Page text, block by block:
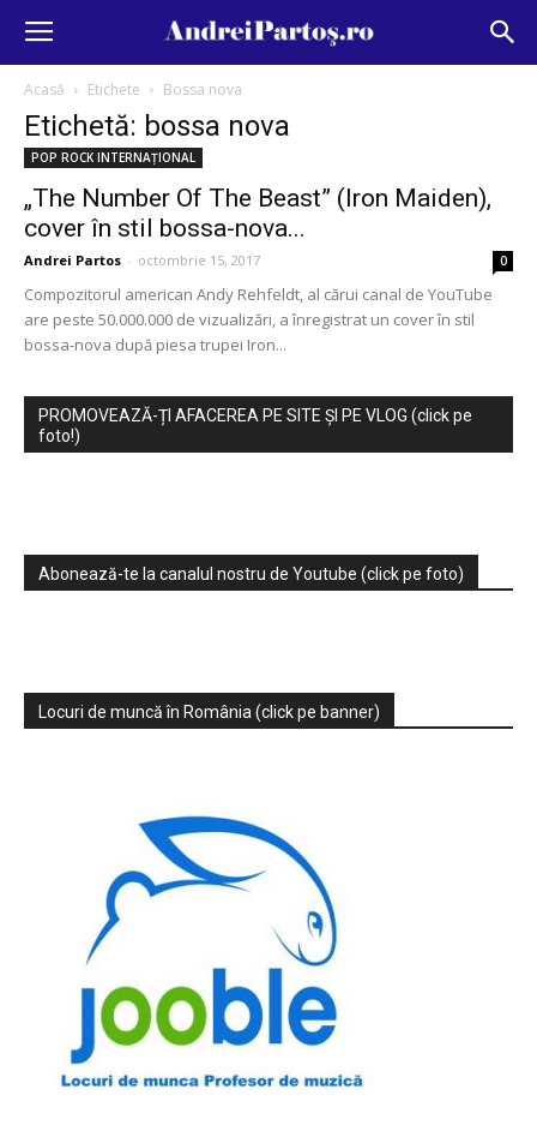
Acasă Etichete Bossa nova
Etichetă: bossa nova
POP ROCK INTERNAȚIONAL
„The Number Of The Beast” (Iron Maiden),
cover în stil bossa-nova...
Andrei Partos - octombrie 15, 2017 0
Compozitorul american Andy Rehfeldt, al cărui canal de YouTube
are peste 50.000.000 de vizualizări, a înregistrat un cover în stil
bossa-nova după piesa trupei Iron...
PROMOVEAZĂ-ȚI AFACEREA PE SITE ȘI PE VLOG (click pe
foto!)
Abonează-te la canalul nostru de Youtube (click pe foto)
Locuri de muncă în România (click pe banner)